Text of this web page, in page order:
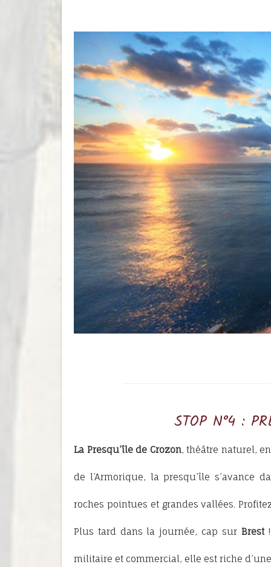
STOP N°4 :
La Presqu’île de Crozon, théâtre naturel,
de l’Armorique, la presqu’île s’avance
roches pointues et grandes vallées.
Plus tard dans la journée, cap sur Brest!
militaire et commercial, elle est riche